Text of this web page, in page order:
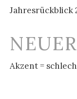
Jahresrückblick
Akzent =